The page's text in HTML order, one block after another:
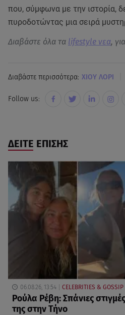
που, σύμφωνα με την ιστορία,
πυροδοτώντας μια σειρά
Διαβάστε όλα τα lifestyle νεα, για
Διαβάστε περισσότερα: ΧΙΟΥ ΛΟΡΙ
Follow us:
ΔΕΙΤΕ ΕΠΙΣΗΣ
06.08.26, 13:54 CELEBRITIES &
Ρούλα Ρέβη: Σπάνιες
της στην Τήνο